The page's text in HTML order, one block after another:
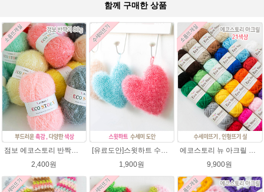
함께 구매한 상품
점보 에코스토리 반짝이 80g 대용량 수세미뜨기 뜨개실 친환경소품 뜨개질실//웰빙수세미실/반짝이수세미실/반짝이뜨개실/ 수세미실/대용량수세미/빤짝이실
2,400원
[유료도안]스윗하트 수세미뜨기 도안(수세미실은 옵션에서 추가구매 가능)예쁜수세미뜨기/빤짝이 수세미실/웰빙수세미실/고급수세미실/하트뜨기 반짝이수세미 하트수세미
1,900원
에코스토리 뉴 아크릴 21색상(전색상) 1세트 / 수세미실 인형제작 뜨개실 친환경소품 뜨개질실 아크릴수세미실
9,900원